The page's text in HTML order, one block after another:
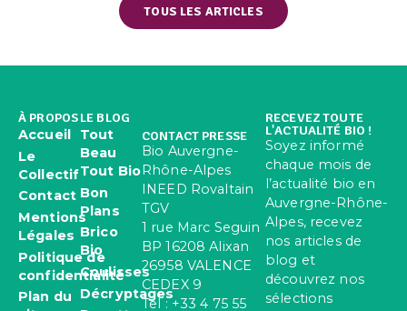
TOUS LES ARTICLES
À PROPOS
Accueil
Le
Collectif
Contact
Mentions
Légales
Politique de
confidentialité
Plan du
LE BLOG
Tout
Beau
Tout Bio
Bon
Plans
Brico
Bio
Coulisses
Décryptages
CONTACT PRESSE
Bio Auvergne-
Rhône-Alpes
INEED Rovaltain
TGV
1 rue Marc Seguin
BP 16208 Alixan
26958 VALENCE
CEDEX 9
Tel : +33 4 75 55
RECEVEZ TOUTE
L'ACTUALITÉ BIO !
Soyez informé
chaque mois de
l’actualité bio en
Auvergne-Rhône-
Alpes, recevez
nos articles de
blog et
découvrez nos
sélections